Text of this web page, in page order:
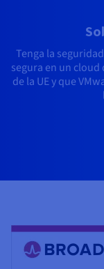
Tenga la
segura en un
de la UE y que